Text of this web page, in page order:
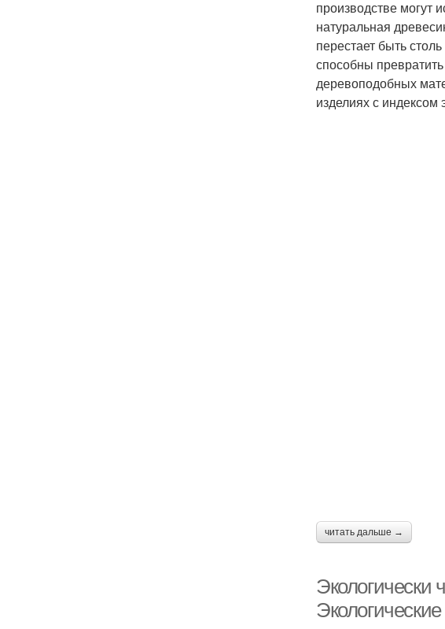
производстве могут
натуральная
перестает быть
способны
деревоподобных
изделиях с
читать дальше →
Экологически